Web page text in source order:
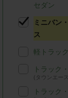
セダン
ミニバン
ス
軽トラッ
トラック
(タウンエー
トラック